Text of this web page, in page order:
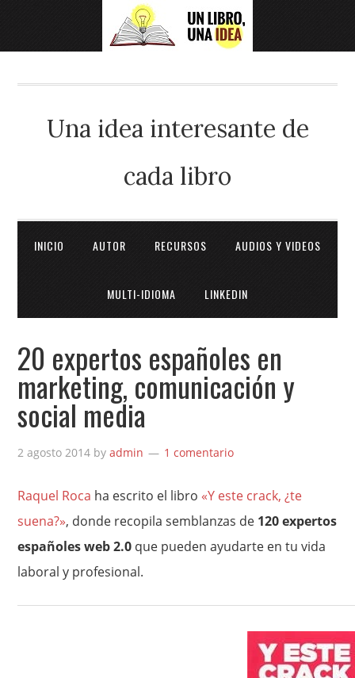
Una idea interesante de
cada libro
INICIO AUTOR RECURSOS AUDIOS Y VIDEOS
MULTI-IDIOMA LINKEDIN
20 expertos españoles en
marketing, comunicación y
social media
2 agosto 2014 byadmin 1 comentario
Raquel Roca ha escrito el libro «Y este crack, ¿te
suena?», donde recopila semblanzas de 120 expertos
españoles web 2.0 que pueden ayudarte en tu vida
laboral y profesional.